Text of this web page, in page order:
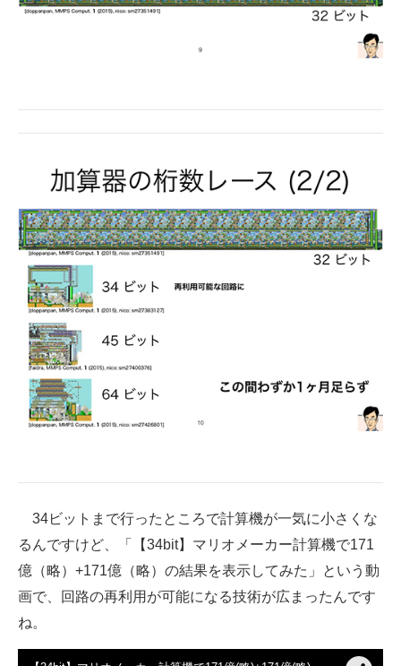
34ビットまで行ったところで計算機が一気に小さくな
るんですけど、「【34bit】マリオメーカー計算機で171
億（略）+171億（略）の結果を表示してみた」という動
画で、回路の再利用が可能になる技術が広まったんです
ね。